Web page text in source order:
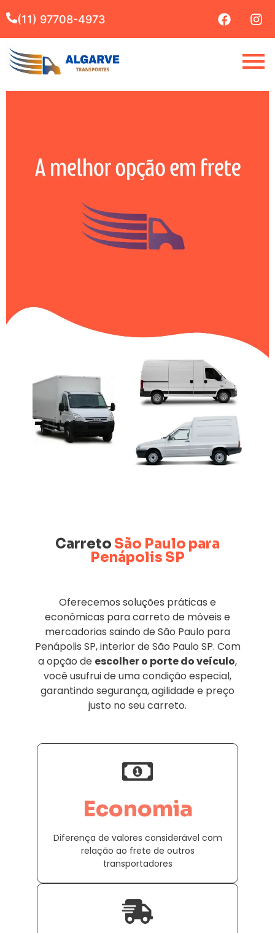
(11) 97708-4973
Carreto São Paulo para
Penápolis SP
Oferecemos soluções práticas e
econômicas para carreto de móveis e
mercadorias saindo de São Paulo para
Penápolis SP, interior de São Paulo SP. Com
a opção de escolher o porte do veículo,
você usufrui de uma condição especial,
garantindo segurança, agilidade e preço
justo no seu carreto.
Economia
Diferença de valores considerável com
relação ao frete de outros
transportadores